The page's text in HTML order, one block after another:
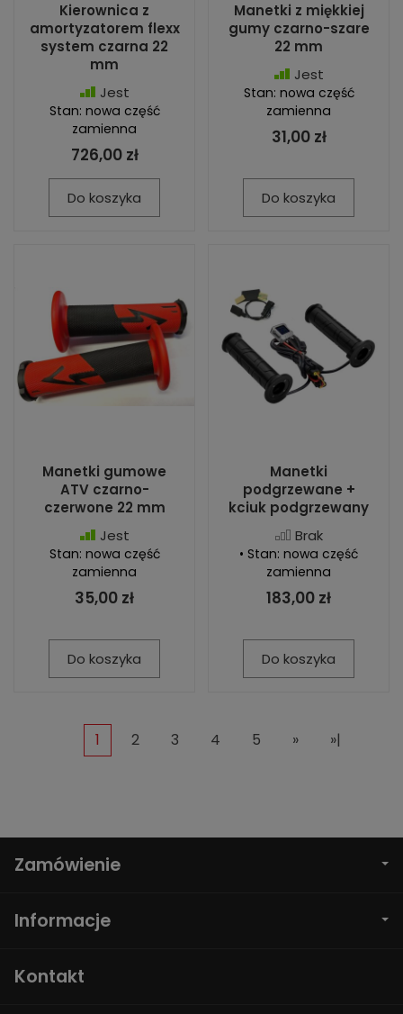
Kierownica z
amortyzatorem flexx
system czarna 22
mm
Jest
Stan: nowa część
zamienna
726,00 zł
Do koszyka
Manetki z miękkiej
gumy czarno-szare
22 mm
Jest
Stan: nowa część
zamienna
31,00 zł
Do koszyka
Manetki gumowe
ATV czarno-
czerwone 22 mm
Jest
Stan: nowa część
zamienna
35,00 zł
Do koszyka
Manetki
podgrzewane +
kciuk podgrzewany
Brak
• Stan: nowa część
zamienna
183,00 zł
Do koszyka
1 2 3 4 5 » »|
Zamówienie
Informacje
Kontakt